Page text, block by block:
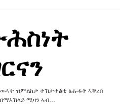
ዝምልከታ ተኸታተልቲ ፅሑፋት ኣቕሪበ
ሚዛን ኣብ…